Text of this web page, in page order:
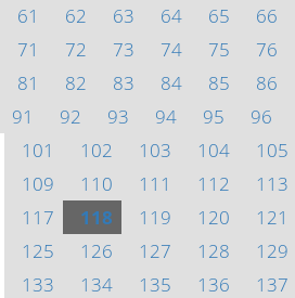
61
62 63 64 65 66
71
72 73 74 75 76
81
82 83 84 85 86
91
92 93 94 95 96
101
102 103 104 105
109
110 111 112 113
117
118 119 120 121
125
126 127 128 129
133
134 135 136 137